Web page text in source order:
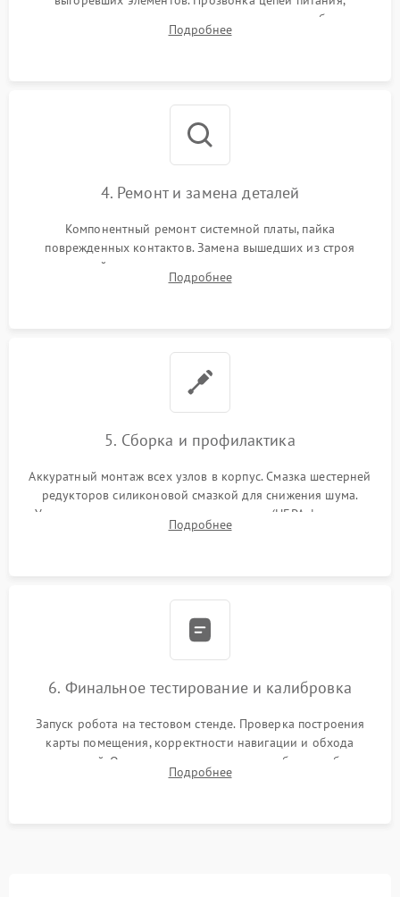
тестирование приводных моторов колес и турбины
всасывания. Оценка состояния оптических и инфракрасных
Подробнее
4. Ремонт и замена деталей
Компонентный ремонт системной платы, пайка
поврежденных контактов. Замена вышедших из строя
двигателей, изношенного аккумулятора, неисправного
лидара или помпы подачи воды. Восстановление шлейфов и
Подробнее
5. Сборка и профилактика
Аккуратный монтаж всех узлов в корпус. Смазка шестерней
редукторов силиконовой смазкой для снижения шума.
Установка новых расходных материалов (HEPA-фильтров,
микрофибры, щеток). Надежная фиксация разъемов и
Подробнее
6. Финальное тестирование и калибровка
Запуск робота на тестовом стенде. Проверка построения
карты помещения, корректности навигации и обхода
препятствий. Оценка силы всасывания и работы турбины.
Тестирование автоматического возврата на док-станцию и
Подробнее